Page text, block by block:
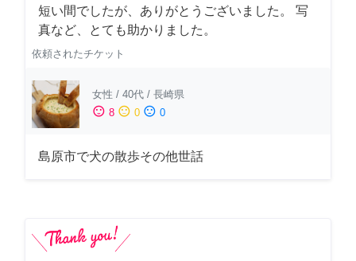
短い間でしたが、ありがとうございました。 写
真など、とても助かりました。
依頼されたチケット
女性 / 40代 / 長崎県
sentiment_satisfied 8 sentiment_neutral 0 sentiment_dissatisfied 0
島原市で犬の散歩その他世話